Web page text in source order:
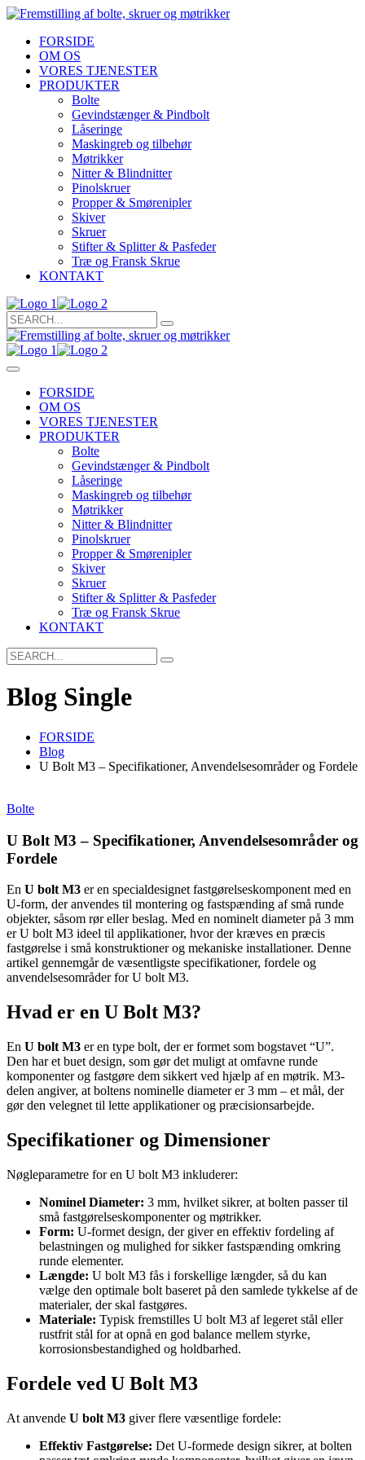
FORSIDE
OM OS
VORES TJENESTER
PRODUKTER
Bolte
Gevindstænger & Pindbolt
Låseringe
Maskingreb og tilbehør
Møtrikker
Nitter & Blindnitter
Pinolskruer
Propper & Smørenipler
Skiver
Skruer
Stifter & Splitter & Pasfeder
Træ og Fransk Skrue
KONTAKT
Search
for:
FORSIDE
OM OS
VORES TJENESTER
PRODUKTER
Bolte
Gevindstænger & Pindbolt
Låseringe
Maskingreb og tilbehør
Møtrikker
Nitter & Blindnitter
Pinolskruer
Propper & Smørenipler
Skiver
Skruer
Stifter & Splitter & Pasfeder
Træ og Fransk Skrue
KONTAKT
Search
for:
Blog Single
FORSIDE
Blog
U Bolt M3 – Specifikationer, Anvendelsesområder og Fordele
Bolte
U Bolt M3 – Specifikationer, Anvendelsesområder og
Fordele
En U bolt M3 er en specialdesignet fastgørelseskomponent med en
U-form, der anvendes til montering og fastspænding af små runde
objekter, såsom rør eller beslag. Med en nominelt diameter på 3 mm
er U bolt M3 ideel til applikationer, hvor der kræves en præcis
fastgørelse i små konstruktioner og mekaniske installationer. Denne
artikel gennemgår de væsentligste specifikationer, fordele og
anvendelsesområder for U bolt M3.
Hvad er en U Bolt M3?
En U bolt M3 er en type bolt, der er formet som bogstavet “U”.
Den har et buet design, som gør det muligt at omfavne runde
komponenter og fastgøre dem sikkert ved hjælp af en møtrik. M3-
delen angiver, at boltens nominelle diameter er 3 mm – et mål, der
gør den velegnet til lette applikationer og præcisionsarbejde.
Specifikationer og Dimensioner
Nøgleparametre for en U bolt M3 inkluderer:
Nominel Diameter: 3 mm, hvilket sikrer, at bolten passer til
små fastgørelseskomponenter og møtrikker.
Form: U-formet design, der giver en effektiv fordeling af
belastningen og mulighed for sikker fastspænding omkring
runde elementer.
Længde: U bolt M3 fås i forskellige længder, så du kan
vælge den optimale bolt baseret på den samlede tykkelse af de
materialer, der skal fastgøres.
Materiale: Typisk fremstilles U bolt M3 af legeret stål eller
rustfrit stål for at opnå en god balance mellem styrke,
korrosionsbestandighed og holdbarhed.
Fordele ved U Bolt M3
At anvende U bolt M3 giver flere væsentlige fordele:
Effektiv Fastgørelse: Det U-formede design sikrer, at bolten